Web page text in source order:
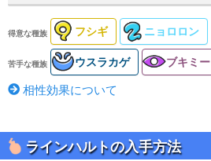
得意な種族 フシギ ニョロロン
苦手な種族 ウスラカゲ ブキミー
相性効果について
ラインハルトの入手方法